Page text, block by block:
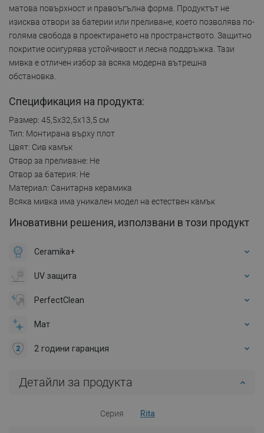
матова повърхност и правоъгълна форма. Продуктът не
изисква отвори за батерии или преливане, което позволява по-
голяма свобода в проектирането на пространството. Защитно
покритие осигурява устойчивост и лесна поддръжка. Тази
мивка е отличен избор за всяка модерна вътрешна
обстановка.
Спецификация на продукта:
Размер: 45,5x32,5x13,5 см
Тип: Монтирана върху плот
Цвят: Сив камък
Отвор за преливане: Не
Отвор за батерия: Не
Материал: Санитарна керамика
Всяка мивка има уникален модел на естествен камък
Иновативни решения, използвани в този продукт
Ceramika+
UV защита
PerfectClean
Мат
2 години гаранция
Детайли за продукта
Серия Rita